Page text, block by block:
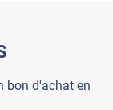
bon d'achat en